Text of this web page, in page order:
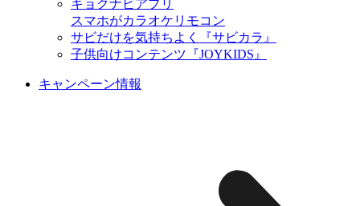
キョクナビアプリ
スマホがカラオケリモコン
サビだけを気持ちよく『サビカラ』
子供向けコンテンツ『JOYKIDS』
キャンペーン情報